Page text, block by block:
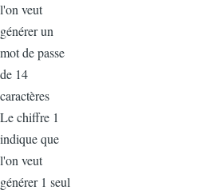
l'on veut
générer un
mot de passe
de 14
caractères
Le chiffre 1
indique que
l'on veut
générer 1 seul